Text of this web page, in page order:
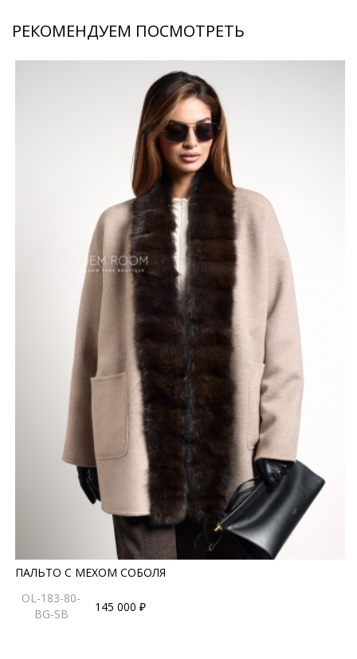
РЕКОМЕНДУЕМ ПОСМОТРЕТЬ
ПАЛЬТО С МЕХОМ СОБОЛЯ
OL-183-80-
BG-SB
145 000 ₽